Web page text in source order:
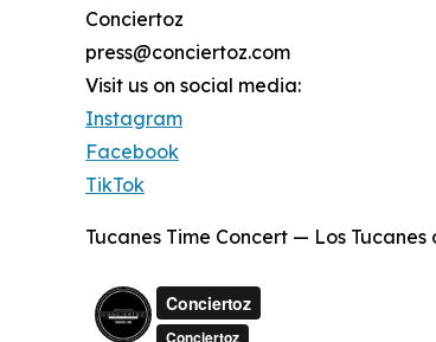
Conciertoz
press@conciertoz.com
Visit us on social media:
Instagram
Facebook
TikTok
Tucanes Time Concert — Los